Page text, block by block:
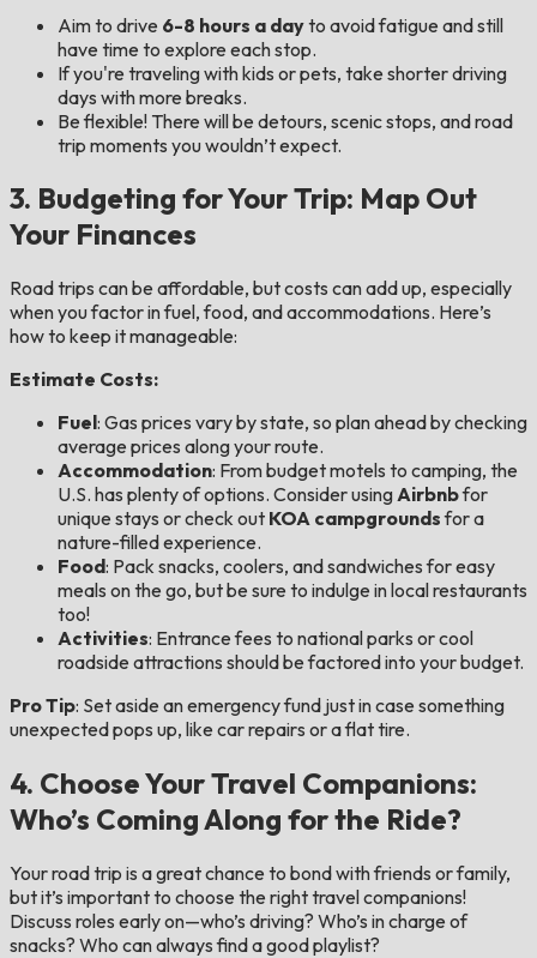
Aim to drive 6-8 hours a dayto avoid fatigue and still
have time to explore each stop.
If you're traveling with kids or pets, take shorter driving
days with more breaks.
Be flexible! There will be detours, scenic stops, and road
trip moments you wouldn’t expect.
3. Budgeting for Your Trip: Map Out
Your Finances
Road trips can be affordable, but costs can add up, especially
when you factor in fuel, food, and accommodations. Here’s
how to keep it manageable:
Estimate Costs:
Fuel: Gas prices vary by state, so plan ahead by checking
average prices along your route.
Accommodation: From budget motels to camping, the
U.S. has plenty of options. Consider usingAirbnbfor
unique stays or check out KOA campgroundsfor a
nature-filled experience.
Food: Pack snacks, coolers, and sandwiches for easy
meals on the go, but be sure to indulge in local restaurants
too!
Activities: Entrance fees to national parks or cool
roadside attractions should be factored into your budget.
Pro Tip: Set aside an emergency fund just in case something
unexpected pops up, like car repairs or a flat tire.
4. Choose Your Travel Companions:
Who’s Coming Along for the Ride?
Your road trip is a great chance to bond with friends or family,
but it’s important to choose the right travel companions!
Discuss roles early on—who’s driving? Who’s in charge of
snacks? Who can always find a good playlist?